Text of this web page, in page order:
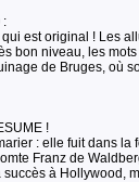
:
est original ! Les
bon niveau, les
de Bruges, où
!
: elle fuit dans
Franz de
succès à Hollywood,